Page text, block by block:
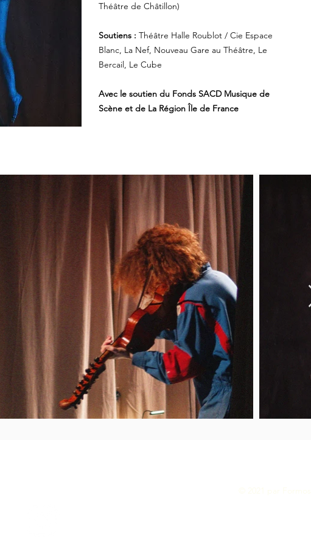
Théâtre de Châtillon)
Soutiens : Théâtre Halle Roublot / Cie Espace
Blanc, La Nef, Nouveau Gare au Théâtre, Le
Bercail, Le Cube
Avec le soutien du Fonds SACD Musique de
Scène et de La Région Île de France